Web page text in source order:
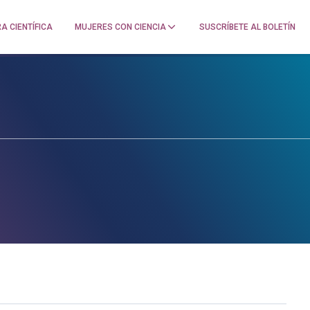
CIENTÍFICA MUJERES CON CIENCIA SUSCRÍBETE AL BOLETÍN